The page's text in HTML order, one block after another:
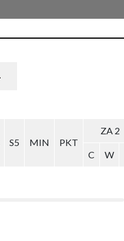
S5 MIN PKT
ZA 2
C W
S5 MIN PKT
ZA 2
C W